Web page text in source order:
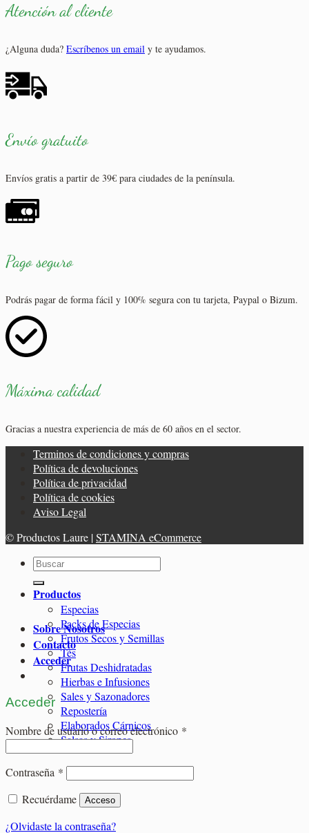
Atención al cliente
¿Alguna duda? Escríbenos un email y te ayudamos.
Envío gratuito
Envíos gratis a partir de 39€ para ciudades de la península.
Pago seguro
Podrás pagar de forma fácil y 100% segura con tu tarjeta, Paypal o Bizum.
Máxima calidad
Gracias a nuestra experiencia de más de 60 años en el sector.
Terminos de condiciones y compras
Política de devoluciones
Política de privacidad
Política de cookies
Aviso Legal
© Productos Laure |STAMINA eCommerce
Buscar
por:
Productos
Especias
Packs de Especias
Frutos Secos y Semillas
Tés
Frutas Deshidratadas
Hierbas e Infusiones
Sales y Sazonadores
Repostería
Elaborados Cárnicos
Salsas y Siropes
Sobre Nosotros
Contacto
Acceder
Acceder
Nombre de usuario o correo electrónico *
Contraseña * Obligatorio
Recuérdame
Acceso
¿Olvidaste la contraseña?